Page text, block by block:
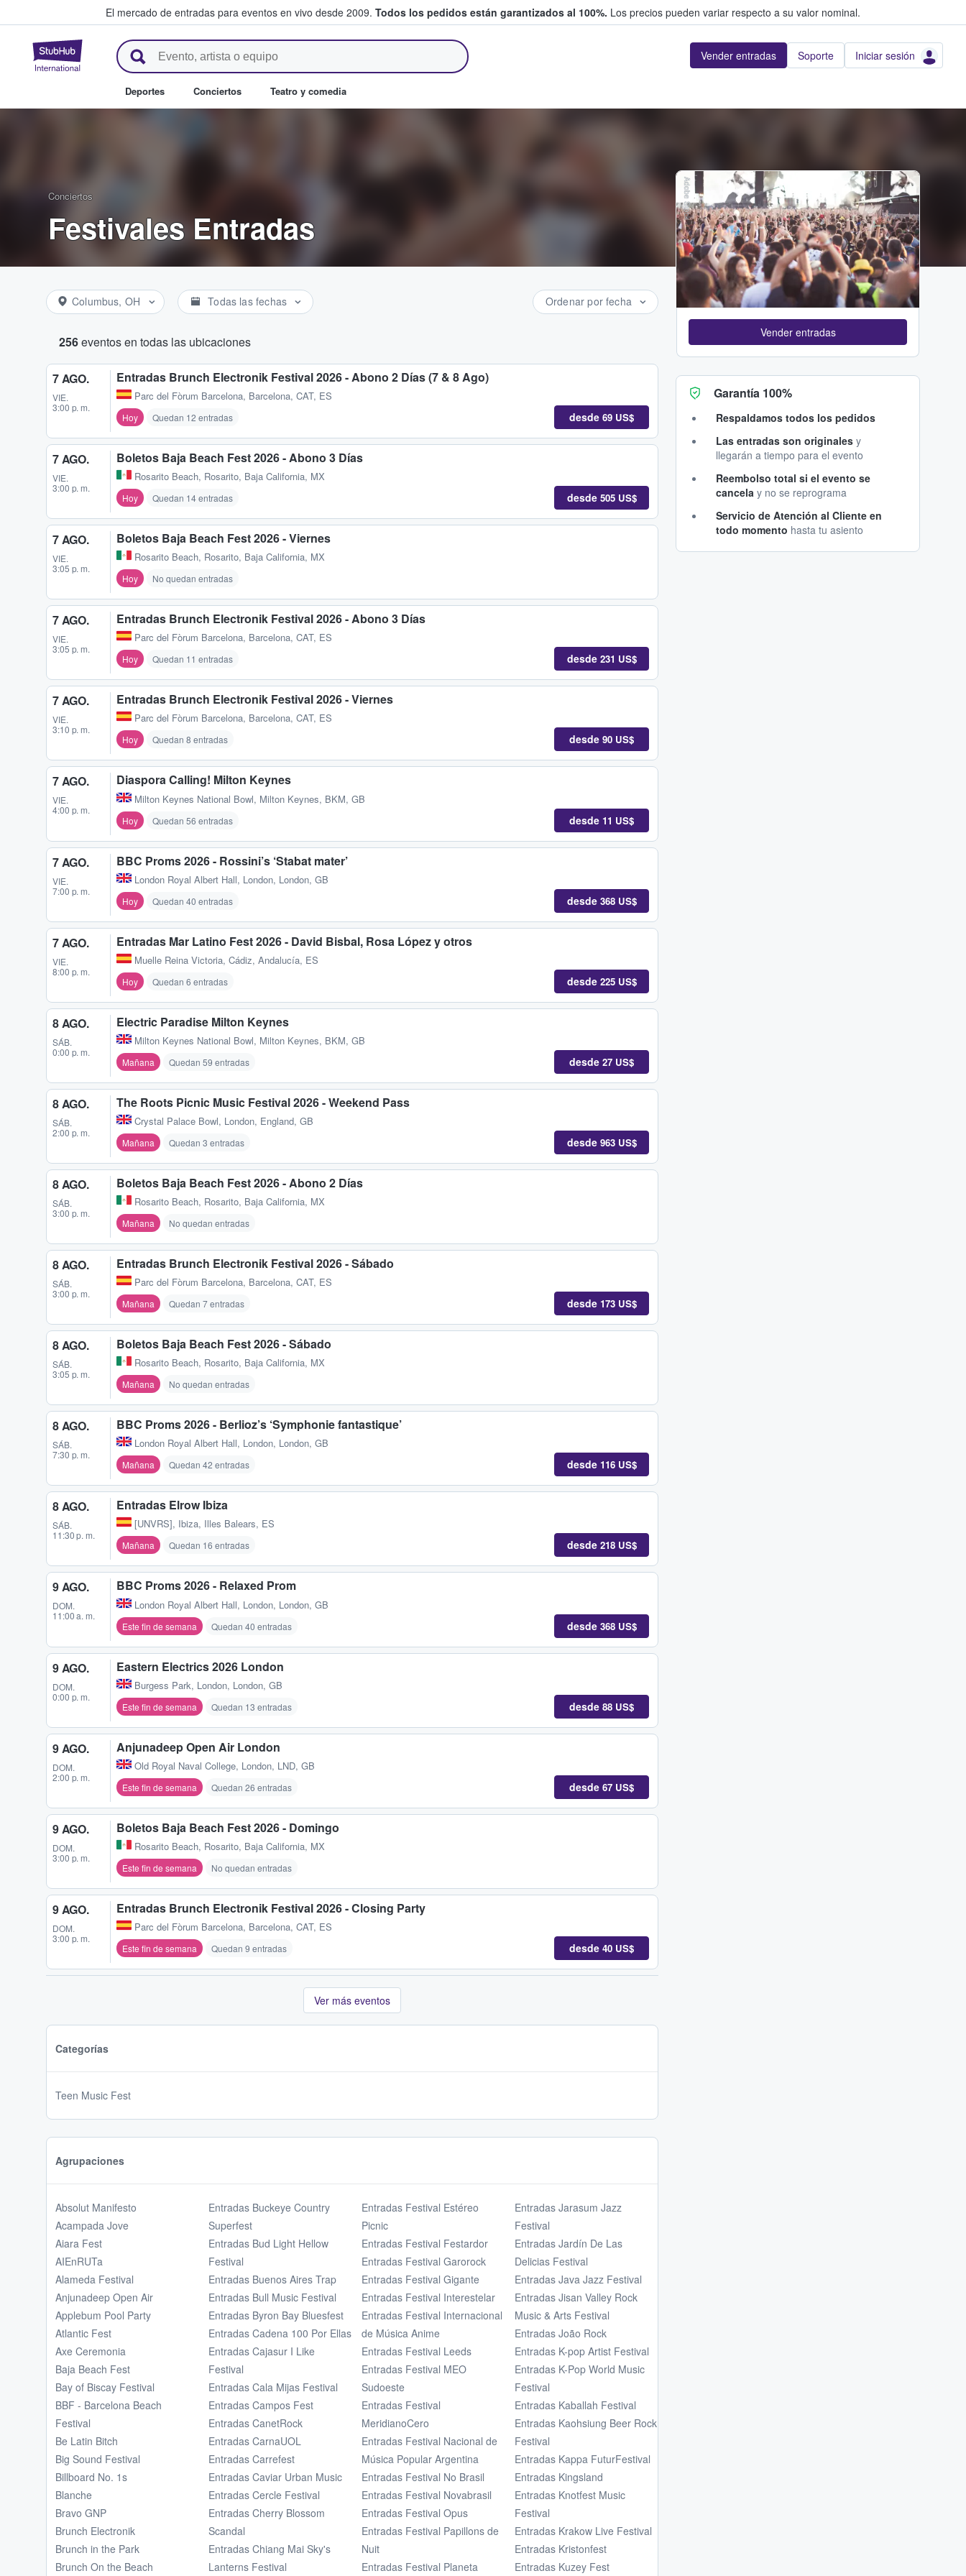
El mercado de entradas para eventos en vivo desde 2009. Todos los pedidos están garantizados al 100%. Los precios pueden variar respecto a su valor nominal.
StubHub: compra y venta de entradas entre fans Vender entradas Soporte Iniciar sesión
Deportes Conciertos Teatro y comedia
Conciertos
Festivales Entradas
Columbus, OH Todas las fechas Ordenar por fecha
256eventos en todas las ubicaciones
7 AGO.
VIE.
3:00 p. m.
Entradas Brunch Electronik Festival 2026 - Abono 2 Días (7 & 8 Ago)
Parc del Fòrum Barcelona, Barcelona, CAT, ES
Hoy Quedan 12 entradas desde 69 US$
7 AGO.
VIE.
3:00 p. m.
Boletos Baja Beach Fest 2026 - Abono 3 Días
Rosarito Beach, Rosarito, Baja California, MX
Hoy Quedan 14 entradas desde 505 US$
7 AGO.
VIE.
3:05 p. m.
Boletos Baja Beach Fest 2026 - Viernes
Rosarito Beach, Rosarito, Baja California, MX
Hoy No quedan entradas
7 AGO.
VIE.
3:05 p. m.
Entradas Brunch Electronik Festival 2026 - Abono 3 Días
Parc del Fòrum Barcelona, Barcelona, CAT, ES
Hoy Quedan 11 entradas desde 231 US$
7 AGO.
VIE.
3:10 p. m.
Entradas Brunch Electronik Festival 2026 - Viernes
Parc del Fòrum Barcelona, Barcelona, CAT, ES
Hoy Quedan 8 entradas desde 90 US$
7 AGO.
VIE.
4:00 p. m.
Diaspora Calling! Milton Keynes
Milton Keynes National Bowl, Milton Keynes, BKM, GB
Hoy Quedan 56 entradas desde 11 US$
7 AGO.
VIE.
7:00 p. m.
BBC Proms 2026 - Rossini’s ‘Stabat mater’
London Royal Albert Hall, London, London, GB
Hoy Quedan 40 entradas desde 368 US$
7 AGO.
VIE.
8:00 p. m.
Entradas Mar Latino Fest 2026 - David Bisbal, Rosa López y otros
Muelle Reina Victoria, Cádiz, Andalucía, ES
Hoy Quedan 6 entradas desde 225 US$
8 AGO.
SÁB.
0:00 p. m.
Electric Paradise Milton Keynes
Milton Keynes National Bowl, Milton Keynes, BKM, GB
Mañana Quedan 59 entradas desde 27 US$
8 AGO.
SÁB.
2:00 p. m.
The Roots Picnic Music Festival 2026 - Weekend Pass
Crystal Palace Bowl, London, England, GB
Mañana Quedan 3 entradas desde 963 US$
8 AGO.
SÁB.
3:00 p. m.
Boletos Baja Beach Fest 2026 - Abono 2 Días
Rosarito Beach, Rosarito, Baja California, MX
Mañana No quedan entradas
8 AGO.
SÁB.
3:00 p. m.
Entradas Brunch Electronik Festival 2026 - Sábado
Parc del Fòrum Barcelona, Barcelona, CAT, ES
Mañana Quedan 7 entradas desde 173 US$
8 AGO.
SÁB.
3:05 p. m.
Boletos Baja Beach Fest 2026 - Sábado
Rosarito Beach, Rosarito, Baja California, MX
Mañana No quedan entradas
8 AGO.
SÁB.
7:30 p. m.
BBC Proms 2026 - Berlioz’s ‘Symphonie fantastique’
London Royal Albert Hall, London, London, GB
Mañana Quedan 42 entradas desde 116 US$
8 AGO.
SÁB.
11:30 p. m.
Entradas Elrow Ibiza
[UNVRS], Ibiza, Illes Balears, ES
Mañana Quedan 16 entradas desde 218 US$
9 AGO.
DOM.
11:00 a. m.
BBC Proms 2026 - Relaxed Prom
London Royal Albert Hall, London, London, GB
Este fin de semana Quedan 40 entradas desde 368 US$
9 AGO.
DOM.
0:00 p. m.
Eastern Electrics 2026 London
Burgess Park, London, London, GB
Este fin de semana Quedan 13 entradas desde 88 US$
9 AGO.
DOM.
2:00 p. m.
Anjunadeep Open Air London
Old Royal Naval College, London, LND, GB
Este fin de semana Quedan 26 entradas desde 67 US$
9 AGO.
DOM.
3:00 p. m.
Boletos Baja Beach Fest 2026 - Domingo
Rosarito Beach, Rosarito, Baja California, MX
Este fin de semana No quedan entradas
9 AGO.
DOM.
3:00 p. m.
Entradas Brunch Electronik Festival 2026 - Closing Party
Parc del Fòrum Barcelona, Barcelona, CAT, ES
Este fin de semana Quedan 9 entradas desde 40 US$
Ver más eventos
Categorías
Teen Music Fest
Agrupaciones
Absolut Manifesto
Acampada Jove
Aiara Fest
AIEnRUTa
Alameda Festival
Anjunadeep Open Air
Applebum Pool Party
Atlantic Fest
Axe Ceremonia
Baja Beach Fest
Bay of Biscay Festival
BBF - Barcelona Beach
Festival
Be Latin Bitch
Big Sound Festival
Billboard No. 1s
Blanche
Bravo GNP
Brunch Electronik
Brunch in the Park
Brunch On the Beach
Entradas Buckeye Country
Superfest
Entradas Bud Light Hellow
Festival
Entradas Buenos Aires Trap
Entradas Bull Music Festival
Entradas Byron Bay Bluesfest
Entradas Cadena 100 Por Ellas
Entradas Cajasur I Like
Festival
Entradas Cala Mijas Festival
Entradas Campos Fest
Entradas CanetRock
Entradas CarnaUOL
Entradas Carrefest
Entradas Caviar Urban Music
Entradas Cercle Festival
Entradas Cherry Blossom
Scandal
Entradas Chiang Mai Sky's
Lanterns Festival
Entradas Festival Estéreo
Picnic
Entradas Festival Festardor
Entradas Festival Garorock
Entradas Festival Gigante
Entradas Festival Interestelar
Entradas Festival Internacional
de Música Anime
Entradas Festival Leeds
Entradas Festival MEO
Sudoeste
Entradas Festival
MeridianoCero
Entradas Festival Nacional de
Música Popular Argentina
Entradas Festival No Brasil
Entradas Festival Novabrasil
Entradas Festival Opus
Entradas Festival Papillons de
Nuit
Entradas Festival Planeta
Entradas Jarasum Jazz
Festival
Entradas Jardín De Las
Delicias Festival
Entradas Java Jazz Festival
Entradas Jisan Valley Rock
Music & Arts Festival
Entradas João Rock
Entradas K-pop Artist Festival
Entradas K-Pop World Music
Festival
Entradas Kaballah Festival
Entradas Kaohsiung Beer Rock
Festival
Entradas Kappa FuturFestival
Entradas Kingsland
Entradas Knotfest Music
Festival
Entradas Krakow Live Festival
Entradas Kristonfest
Entradas Kuzey Fest
Adobe Stock
Vender entradas
Garantía 100%
Respaldamos todos los pedidos
Las entradas son originales y
llegarán a tiempo para el evento
Reembolso total si el evento se
cancela y no se reprograma
Servicio de Atención al Cliente en
todo momento hasta tu asiento